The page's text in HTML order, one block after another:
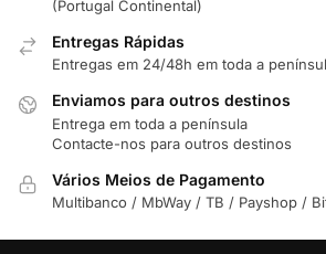
(Portugal Continental)
Entregas Rápidas
Entregas em 24/48h em toda a
Enviamos para outros destinos
Entrega em toda a península
Contacte-nos para outros destinos
Vários Meios de Pagamento
Multibanco / MbWay / TB / Payshop /